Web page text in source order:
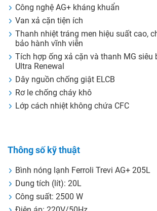
Công nghệ AG+ kháng khuẩn
Van xả cặn tiện ích
Thanh nhiệt tráng men hiệu suất cao,
bảo hành vĩnh viễn
Tích hợp ống xả cặn và thanh MG siêu
Ultra Renewal
Dây nguồn chống giật ELCB
Rơ le chống cháy khô
Lớp cách nhiệt không chứa CFC
Thông số kỹ thuật
Bình nóng lạnh Ferroli Trevi AG+ 205L
Dung tích (lít): 20L
Công suất: 2500 W